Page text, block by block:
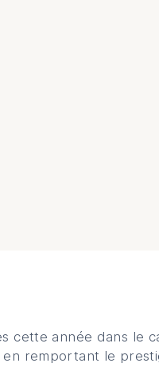
cette année dans le
en remportant le